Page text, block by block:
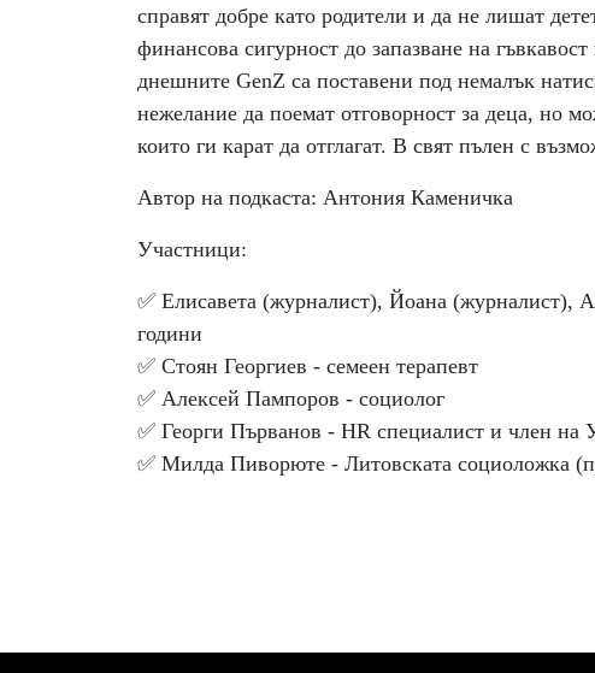
справят добре като родители и да не лишат
финансова сигурност до запазване на
днешните GenZ са поставени под немалък
нежелание да поемат отговорност за деца, но
които ги карат да отглагат. В свят пълен с
Автор на подкаста: Антония Каменичка
Участници:
✅ Елисавета (журналист), Йоана (журналист),
години
✅ Стоян Георгиев - семеен терапевт
✅ Алексей Пампоров - социолог
✅ Георги Първанов - HR специалист и член на
✅ Милда Пиворюте - Литовската социоложка